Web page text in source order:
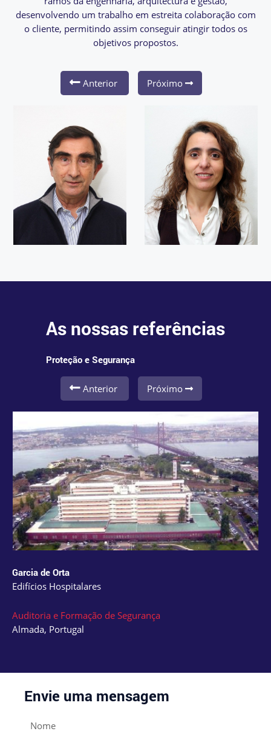
desenvolvendo um trabalho em estreita colaboração com
o cliente, permitindo assim conseguir atingir todos os
objetivos propostos.
Anterior Próximo
Sócio Gerente e
Responsável pela
Unidade de Proteção e
Segurança
Cidália Celestino
Administrativa
As nossas referências
Proteção e Segurança
Anterior Próximo
Garcia de Orta
Edifícios Hospitalares
Auditoria e Formação de Segurança
Almada, Portugal
Envie uma mensagem